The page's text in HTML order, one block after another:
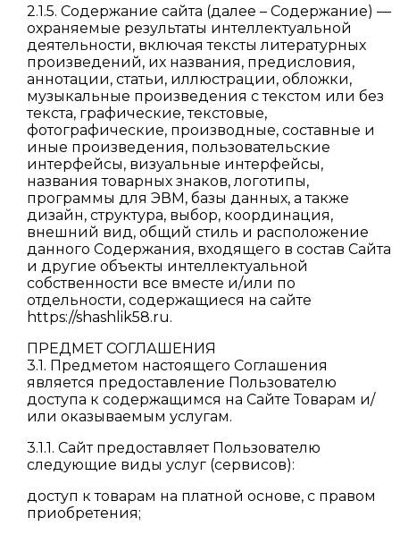
2.1.5. Содержание сайта (далее – Содержание) —
охраняемые результаты интеллектуальной
деятельности, включая тексты литературных
произведений, их названия, предисловия,
аннотации, статьи, иллюстрации, обложки,
музыкальные произведения с текстом или без
текста, графические, текстовые,
фотографические, производные, составные и
иные произведения, пользовательские
интерфейсы, визуальные интерфейсы,
названия товарных знаков, логотипы,
программы для ЭВМ, базы данных, а также
дизайн, структура, выбор, координация,
внешний вид, общий стиль и расположение
данного Содержания, входящего в состав Сайта
и другие объекты интеллектуальной
собственности все вместе и/или по
отдельности, содержащиеся на сайте
https://shashlik58.ru.
ПРЕДМЕТ СОГЛАШЕНИЯ
3.1. Предметом настоящего Соглашения
является предоставление Пользователю
доступа к содержащимся на Сайте Товарам и/
или оказываемым услугам.
3.1.1. Сайт предоставляет Пользователю
следующие виды услуг (сервисов):
доступ к товарам на платной основе, с правом
приобретения;